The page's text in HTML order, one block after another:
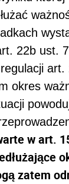
22b ust.
okres
w art.
zatem